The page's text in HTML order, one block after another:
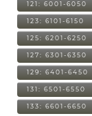
121: 6001-6050
123: 6101-6150
125: 6201-6250
127: 6301-6350
129: 6401-6450
131: 6501-6550
133: 6601-6650